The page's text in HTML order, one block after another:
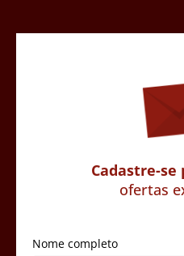
Cadastre-se
ofertas
Nome completo